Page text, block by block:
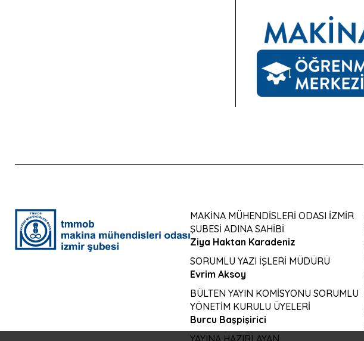
MAKİNA MÜHENDİSLERİ ODASI İZMİR
ŞUBESİ ADINA SAHİBİ
Ziya Haktan Karadeniz
SORUMLU YAZI İŞLERİ MÜDÜRÜ
Evrim Aksoy
BÜLTEN YAYIN KOMİSYONU SORUMLU
YÖNETİM KURULU ÜYELERİ
Burcu Başpişirici
YAYINA HAZIRLAYAN